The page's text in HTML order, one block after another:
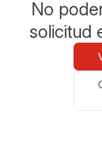
No
solicitud